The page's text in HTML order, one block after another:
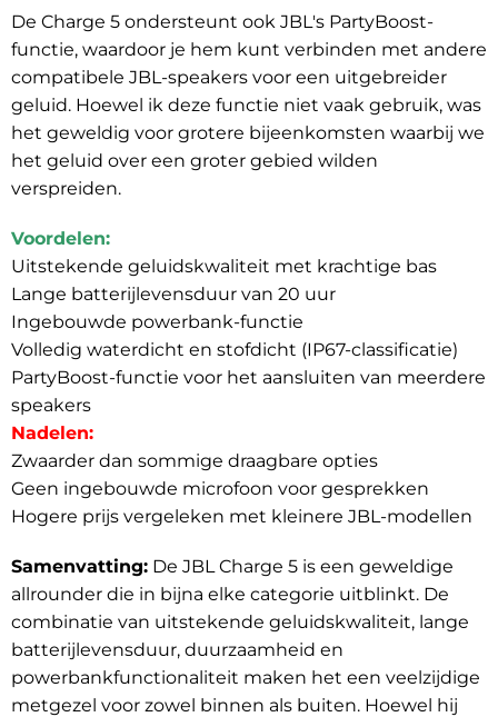
De Charge 5 ondersteunt ook JBL's PartyBoost-
functie, waardoor je hem kunt verbinden met andere
compatibele JBL-speakers voor een uitgebreider
geluid. Hoewel ik deze functie niet vaak gebruik, was
het geweldig voor grotere bijeenkomsten waarbij we
het geluid over een groter gebied wilden
verspreiden.
Voordelen:
Uitstekende geluidskwaliteit met krachtige bas
Lange batterijlevensduur van 20 uur
Ingebouwde powerbank-functie
Volledig waterdicht en stofdicht (IP67-classificatie)
PartyBoost-functie voor het aansluiten van meerdere
speakers
Nadelen:
Zwaarder dan sommige draagbare opties
Geen ingebouwde microfoon voor gesprekken
Hogere prijs vergeleken met kleinere JBL-modellen
Samenvatting: De JBL Charge 5 is een geweldige
allrounder die in bijna elke categorie uitblinkt. De
combinatie van uitstekende geluidskwaliteit, lange
batterijlevensduur, duurzaamheid en
powerbankfunctionaliteit maken het een veelzijdige
metgezel voor zowel binnen als buiten. Hoewel hij